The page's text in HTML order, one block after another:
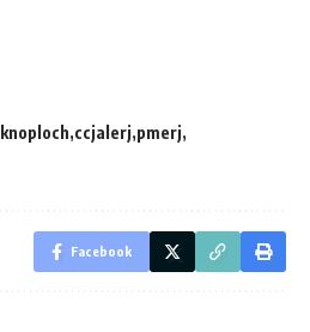
ccjalerj pmerj
Facebook